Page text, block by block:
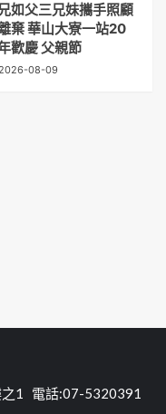
如父三兄妹攜手照顧
棄 華山大寮一站20
歡慶 父親節
08-09
之1 電話:07-5320391